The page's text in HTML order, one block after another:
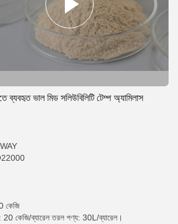
ব্যবহৃত ভাল মিড সলিউবিলিটি টেম্প অ্যামিলাস
কেজি
20 কেজি/ব্যারেল তরল পণ্য: 30L/ব্যারেল।